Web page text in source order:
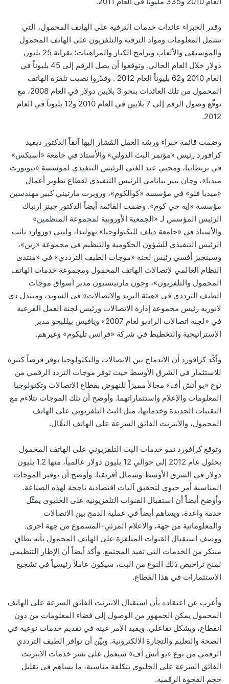
وقدر الخبراء عائدات خدمات الترفيه على الهاتف المحمول، التي
تشمل المعلومات ومواد الترفيه والتلفزيون على الهاتف المحمول
والموسيقى والألعاب وبرامج الكبار والمراهنات؛ بقرابة 25 بليون
دولار خلال العام الحالي. وتوقعوا أن يصل الرقم إلى 45 بليوناً في
العام 2010 و62 بليوناً العام 2012 . وقدّروا نصيب تلفزة الهاتف
المحمول من تلك العائدات بنحو 3 بلايين دولار في العام 2008، مع
توقّع وصول الرقم إلى 7 بلايين في العام 2010 و12 بليوناً في العام
2012.
وضمت قائمة خبراء ورشة العمل المُشار إليها آنفاً الدكتور ديفيد
كرافورد رئيس «مؤتمر البث الدولي» والأستاذ في جامعة «أسيكس»
في بريطانيا، ومحيي عبد الغني الرئيس التنفيذي لمؤسسة «نيوبورت
ميديا»، وجان بيير بيانامي الرئيس التنفيذي لقطاع تطوير أعمال
«ميديا فلو» في مؤسسة «كوالكوم»، وروبرت مارتيني كبير مهندسين
مؤسسة «إيه جي كوم». وضمت القائمة أيضاً الدكتور جينز ارنباك
الرئيس المؤسس لـ «الجمعية الأوروبية لمجموعة المنظمين»
والأستاذ في «جامعة ديلف للتكنولوجيا» بهولندا، وليني دوروارد نائب
الرئيس التنفيذي للشؤون الحكومية والتنظيم في مجموعة «زين»،
وسبنجيز أفسي رئيس لجنة «موجات الطيف الترددي» في «منتدى
النظام العالمي لاتصالات الهاتف المحمول ومجموعة خدمات الهاتف
المحمول والتلفزيون»، وجون مارتينسيون مدير أسواق موجات
الطيف الترددي في «هيئة البريد والاتصالات» في السويد، وميندل دي
لانوريه رئيس مجموعة إدارة الاتصالات ورئيس لجنة العمل الفرعية
في «لجنة اتصالات الراديو لعام 2007» ويافيس بيلليجو مدير
الإستراتيجية والتخطيط في شركة «فرانس تليكوم» وغيرهم.
وأكّد كرافورد أن الاندماج بين الاتصالات والتكنولوجيا يوفر فرصاً كبيرة
للاستثمار في الشرق الأوسط حيث توفر موجات التردد الرقمي من
نوع «يو أتش أف» مجالاً مميزاً للنهوض بقطاع الاتصالات وتكنولوجيا
المعلومات والإعلام واستثماراتهما. وأوضح أن تلك الموجات تتلاءم مع
التقنيات الجديدة وخدماتها، مثل البث التلفزيوني على الهاتف
المحمول، والانترنت الفائق السرعة على الهاتف النقّال.
وتوقع كرافورد نمو خدمات البث التلفزيوني على الهاتف المحمول
بحلول عام 2012 إلى حوالي 12 بليون دولار عالمياً، منها 1.2 بليون
دولار في الشرق الأوسط وشمال أفريقيا. وأوضح أن توفير الموجات
المناسبة أمر حيوي لتحقيق آليات اقتصادية ناجحة لهذه الصناعة.
وأوضح أيضاً أن استقبال القنوات التلفزيونية على الخليوى يمثّل
خدمة واعدة، ويساهم أيضاً في عملية الدمج بين الاتصالات
والمعلوماتية من جهة، والاعلام المرئي-المسموع من جهة اخرى.
ووصف استقبال القنوات المتلفزة على الهاتف المحمول بأنه نطاق
مبتكر من الخدمات التي تفيد المجتمع. وأكد أيضاً أن الإطار التنظيمي
لمنح تراخيص ذلك النوع من البث، سيكون عاملاً رئيسياً في تشجيع
الاستثمارات في هذا القطاع.
وأعرب عن اعتقاده بأن استقبال الانترنت الفائق السرعة على الهاتف
المحمول يمكن الجمهور من الوصول إلى فضاء المعلومات من دون
انقطاع، وبشكل تفاعلي. ويفيد الأمر عينه في تقديم خدمات نوعية في
الصحة والتعليم والتجارة الالكترونية. وبيّن أن توافر الطيف الترددي
الرقمي من نوع «يو أتش أف» سيعمل على نشر خدمات الانترنت
الفائق السرعة على الخليوى بتكلفة مناسبة، ما يساهم في تقليل
حجم الفجوة الرقمية.